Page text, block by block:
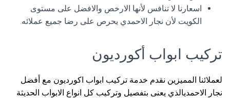
اسعارنا لا تنافس لأنها الارخص والافضل على مستوى
الكويت لأن نجار الاحمدي يحرص على رضا جميع عملائه.
تركيب ابواب أكورديون
لعملائنا المميزين نقدم خدمة تركيب ابواب اكورديون مع أفضل
نجار الاحمديالذي يعنى بتفصيل وتركيب كل انواع الابواب الحديثة